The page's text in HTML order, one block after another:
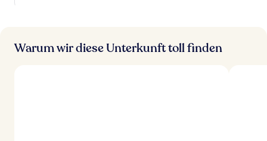
Warum wir diese Unterkunft toll finden